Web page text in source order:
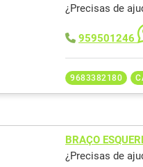
¿Precisas de
959501246
9683382180
BRAÇO
¿Precisas de